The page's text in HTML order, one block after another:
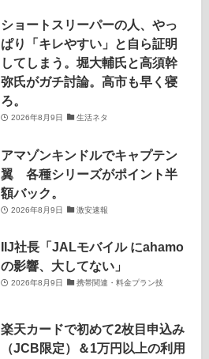
ショートスリーパーの人、やっ
ぱり「キレやすい」と自ら証明
してしまう。堀大輔氏と高須幹
弥氏がガチ討論。高市も早く寝
ろ。
2026年8月9日 生活ネタ
アマゾンキンドルでキャプテン
翼 各種シリーズがポイント半
額バック。
2026年8月9日 激安速報
IIJ社長「JALモバイル にahamo
の影響、大してない」
2026年8月9日 携帯関連・料金プラン技
楽天カードで初めて2枚目申込み
（JCB限定）＆1万円以上の利用